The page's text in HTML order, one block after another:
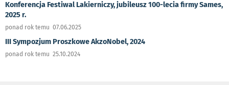
Konferencja Festiwal Lakierniczy, jubileusz 100-lecia firmy Sames,
2025 r.
ponad rok temu 07.06.2025
III Sympozjum Proszkowe AkzoNobel, 2024
ponad rok temu 25.10.2024